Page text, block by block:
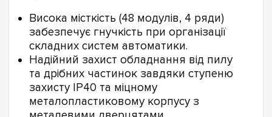
Висока місткість (48 модулів, 4 ряди)
забезпечує гнучкість при організації
складних систем автоматики.
Надійний захист обладнання від пилу
та дрібних частинок завдяки ступеню
захисту IP40 та міцному
металопластиковому корпусу з